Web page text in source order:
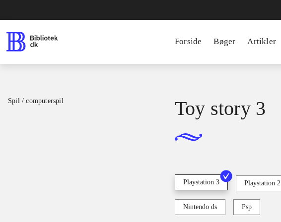
Forside Bøger Artikler
Spil / computerspil Toy story 3
Playstation 3 Playstation 2
Nintendo ds Psp